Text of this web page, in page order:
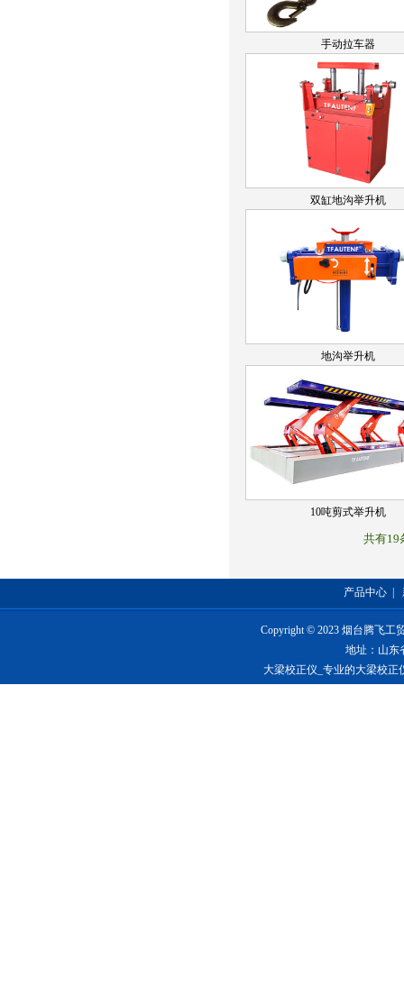
手动拉车器
双缸地沟举升机
地沟举升机
10吨剪式举升机
共有19
产品中心
Copyright © 2023 烟台腾飞工
地址：山东
大梁校正仪_专业的大梁校